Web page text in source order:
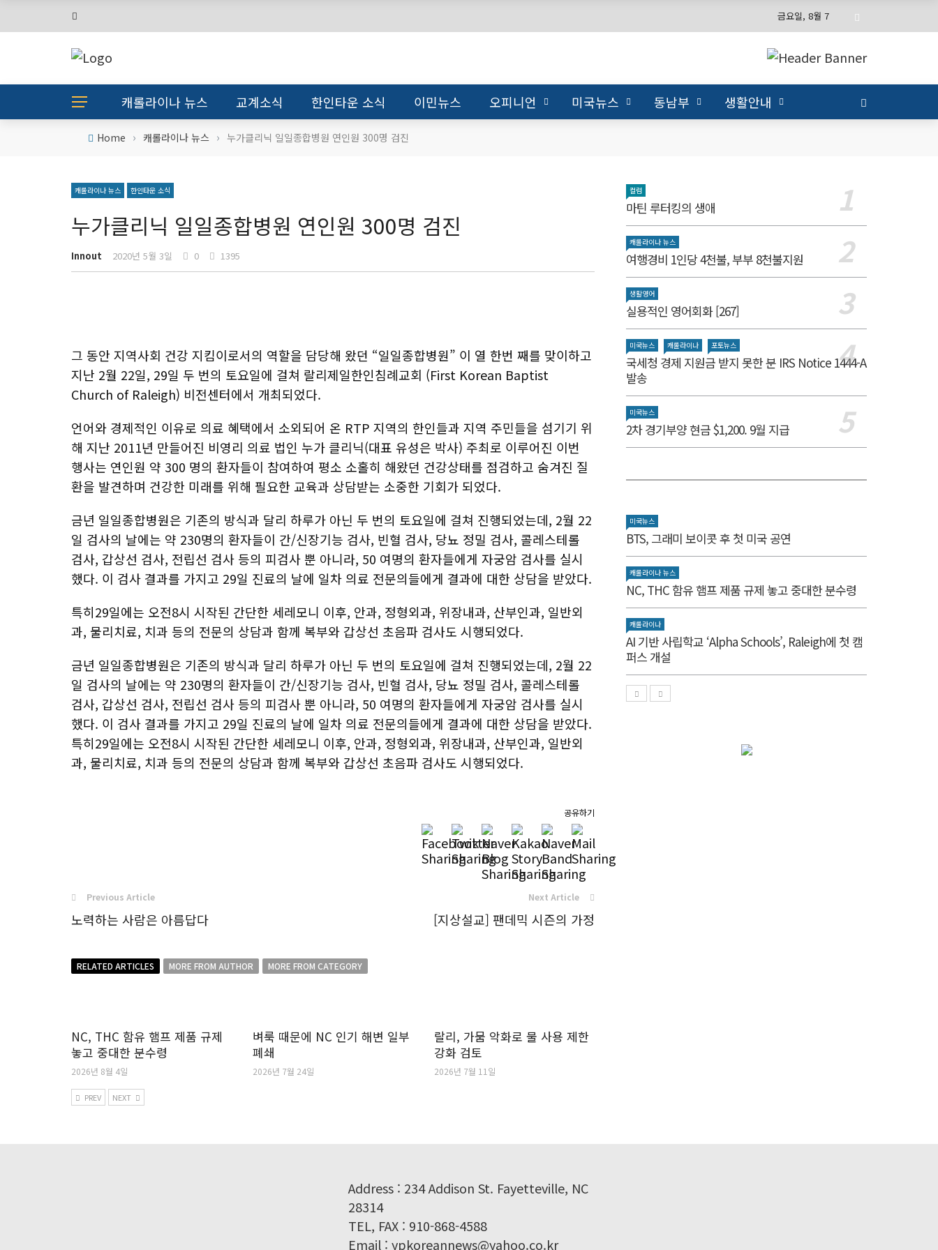
금요일, 8월 7
캐롤라이나 뉴스 교계소식 한인타운 소식 이민뉴스 오피니언 미국뉴스 동남부 생활안내
Home › 캐롤라이나 뉴스 › 누가클리닉 일일종합병원 연인원 300명 검진
캐롤라이나 뉴스 한인타운 소식
누가클리닉 일일종합병원 연인원 300명 검진
Innout 2020년 5월 3일 0 1395
그 동안 지역사회 건강 지킴이로서의 역할을 담당해 왔던 “일일종합병원” 이 열 한번 째를 맞이하고
지난 2월 22일, 29일 두 번의 토요일에 걸쳐 랄리제일한인침례교회 (First Korean Baptist
Church of Raleigh) 비전센터에서 개최되었다.
언어와 경제적인 이유로 의료 혜택에서 소외되어 온 RTP 지역의 한인들과 지역 주민들을 섬기기 위
해 지난 2011년 만들어진 비영리 의료 법인 누가 클리닉(대표 유성은 박사) 주최로 이루어진 이번
행사는 연인원 약 300 명의 환자들이 참여하여 평소 소홀히 해왔던 건강상태를 점검하고 숨겨진 질
환을 발견하며 건강한 미래를 위해 필요한 교육과 상담받는 소중한 기회가 되었다.
금년 일일종합병원은 기존의 방식과 달리 하루가 아닌 두 번의 토요일에 걸쳐 진행되었는데, 2월 22
일 검사의 날에는 약 230명의 환자들이 간/신장기능 검사, 빈혈 검사, 당뇨 정밀 검사, 콜레스테롤
검사, 갑상선 검사, 전립선 검사 등의 피검사 뿐 아니라, 50 여명의 환자들에게 자궁암 검사를 실시
했다. 이 검사 결과를 가지고 29일 진료의 날에 일차 의료 전문의들에게 결과에 대한 상담을 받았다.
특히29일에는 오전8시 시작된 간단한 세레모니 이후, 안과, 정형외과, 위장내과, 산부인과, 일반외
과, 물리치료, 치과 등의 전문의 상담과 함께 복부와 갑상선 초음파 검사도 시행되었다.
금년 일일종합병원은 기존의 방식과 달리 하루가 아닌 두 번의 토요일에 걸쳐 진행되었는데, 2월 22
일 검사의 날에는 약 230명의 환자들이 간/신장기능 검사, 빈혈 검사, 당뇨 정밀 검사, 콜레스테롤
검사, 갑상선 검사, 전립선 검사 등의 피검사 뿐 아니라, 50 여명의 환자들에게 자궁암 검사를 실시
했다. 이 검사 결과를 가지고 29일 진료의 날에 일차 의료 전문의들에게 결과에 대한 상담을 받았다.
특히29일에는 오전8시 시작된 간단한 세레모니 이후, 안과, 정형외과, 위장내과, 산부인과, 일반외
과, 물리치료, 치과 등의 전문의 상담과 함께 복부와 갑상선 초음파 검사도 시행되었다.
공유하기
Previous Article
노력하는 사람은 아름답다
Next Article
[지상설교] 팬데믹 시즌의 가정
RELATED ARTICLES MORE FROM AUTHOR MORE FROM CATEGORY
NC, THC 함유 햄프 제품 규제
놓고 중대한 분수령
2026년 8월 4일
벼룩 때문에 NC 인기 해변 일부
폐쇄
2026년 7월 24일
랄리, 가뭄 악화로 물 사용 제한
강화 검토
2026년 7월 11일
PREV NEXT
컬럼
마틴 루터킹의 생애
캐롤라이나 뉴스
여행경비 1인당 4천불, 부부 8천불지원
생활영어
실용적인 영어회화 [267]
미국뉴스 캐롤라이나 포토뉴스
국세청 경제 지원금 받지 못한 분 IRS Notice 1444-A
발송
미국뉴스
2차 경기부양 현금 $1,200. 9월 지급
미국뉴스
BTS, 그래미 보이콧 후 첫 미국 공연
캐롤라이나 뉴스
NC, THC 함유 햄프 제품 규제 놓고 중대한 분수령
캐롤라이나
AI 기반 사립학교 ‘Alpha Schools’, Raleigh에 첫 캠
퍼스 개설
Address : 234 Addison St. Fayetteville, NC
28314
TEL, FAX : 910-868-4588
Email : ypkoreannews@yahoo.co.kr